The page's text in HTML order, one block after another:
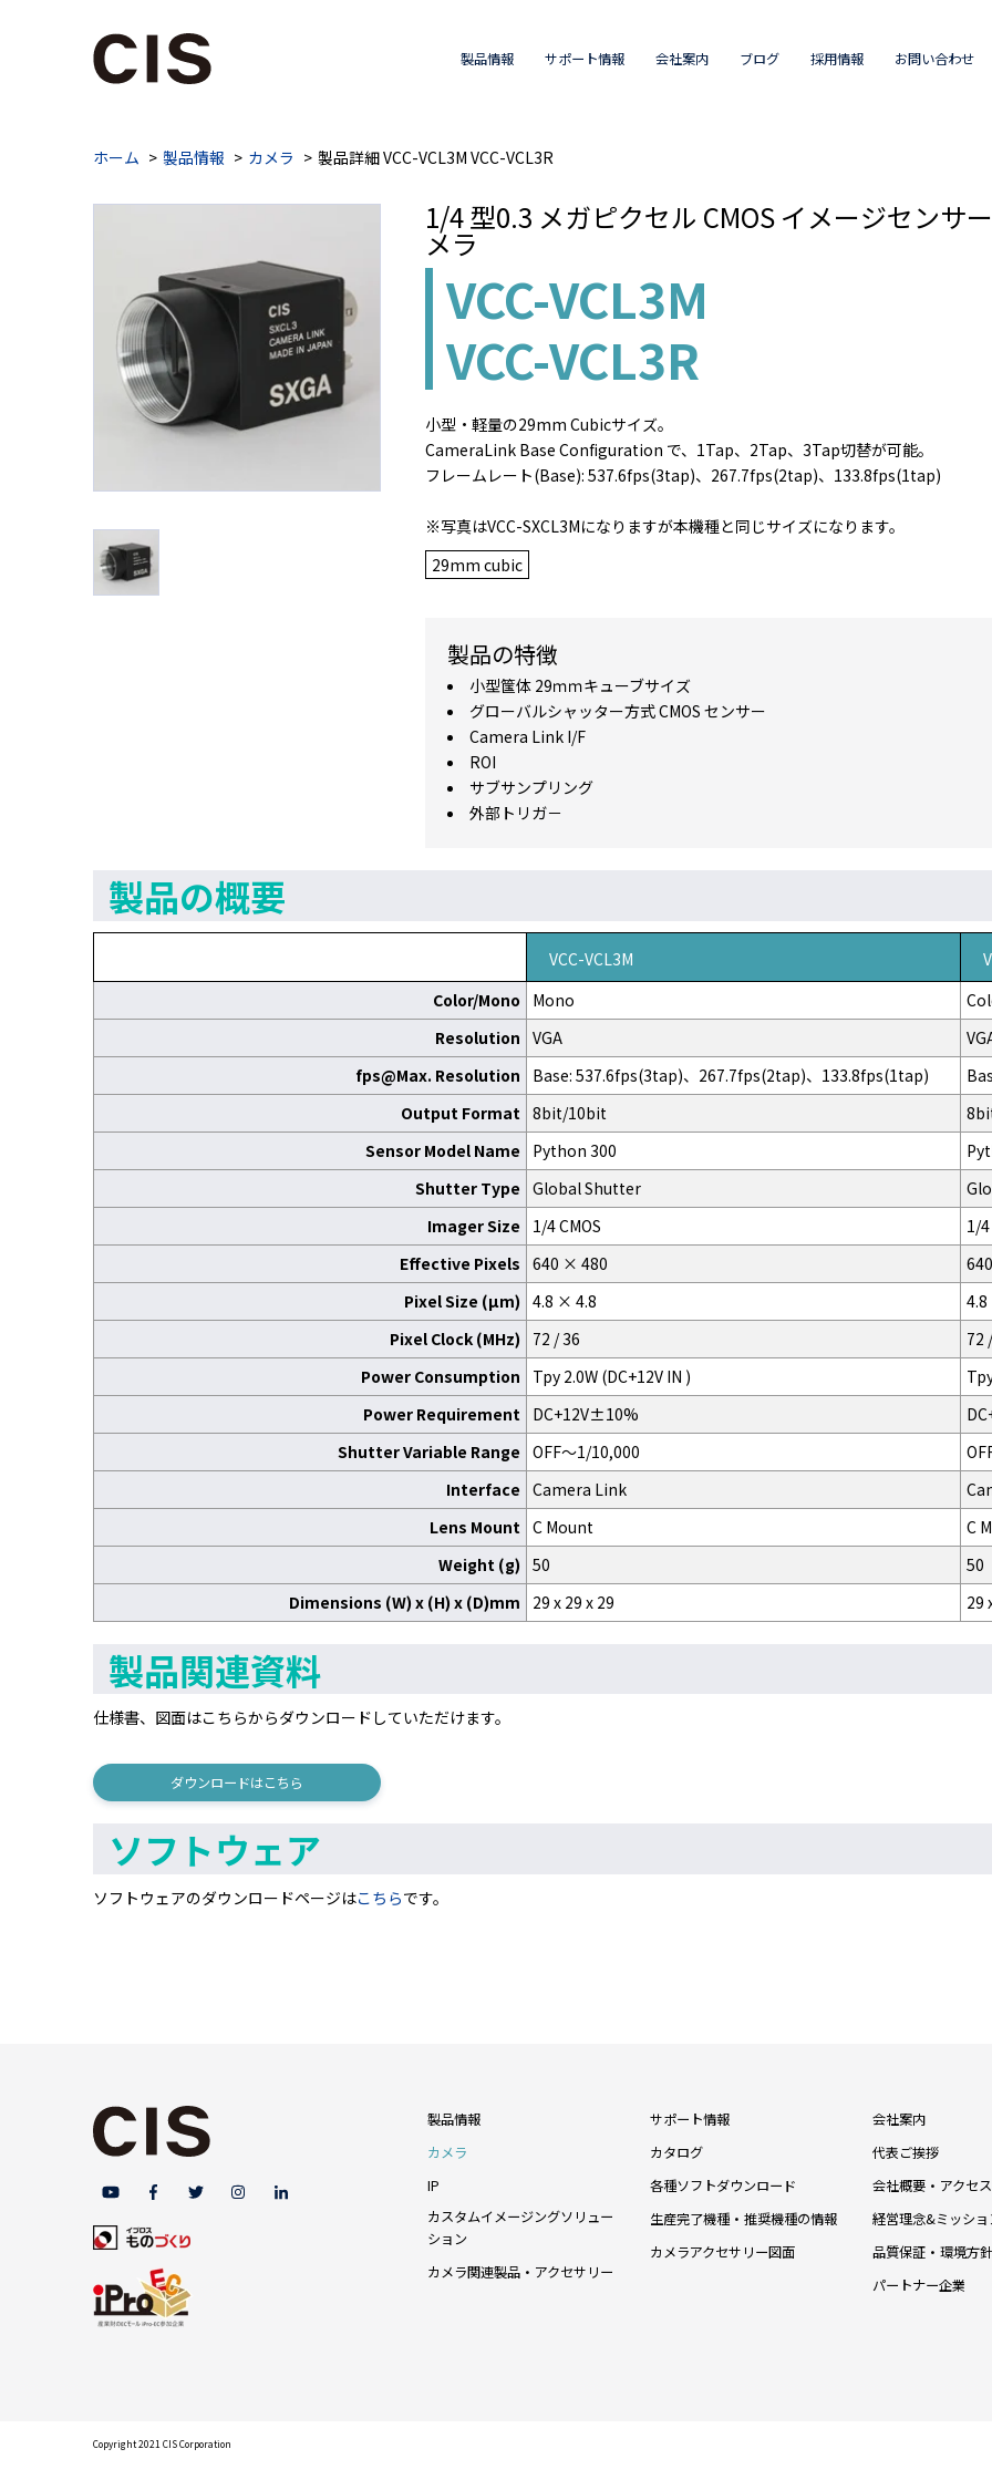
製品情報 サポート情報 会社案内 ブログ 採用情報 お問い合わせ
ホーム 製品情報 カメラ 製品詳細 VCC-VCL3M VCC-VCL3R
1/4 型0.3 メガピクセル CMOS イメージセンサ
メラ
VCC-VCL3M
VCC-VCL3R
小型・軽量の29mm Cubicサイズ。
CameraLink Base Configuration で、1Tap、2Tap、3Tap切替が可能。
フレームレート(Base): 537.6fps(3tap)、267.7fps(2tap)、133.8fps(1tap)
※写真はVCC-SXCL3Mになりますが本機種と同じサイズになります。
29mm cubic
製品の特徴
小型筺体 29ｍｍキューブサイズ
グローバルシャッター方式 CMOS センサー
Camera Link I/F
ROI
サブサンプリング
外部トリガ－
製品の概要
VCC-VCL3M
Color/Mono
Mono
Resolution VGA
fps@Max. Resolution
Base: 537.6fps(3tap)、267.7fps(2tap)、133.8fps(1tap)
Output Format 8bit/10bit
Sensor Model Name
Python 300
Shutter Type Global Shutter
Imager Size
1/4 CMOS
1/4
Effective Pixels 640 × 480
Pixel Size (μm) 4.8 × 4.8
Pixel Clock (MHz)
72 / 36
72
Power Consumption
Tpy 2.0W (DC+12V IN )
Power Requirement
DC+12V±10%
Shutter Variable Range OFF～1/10,000
Interface Camera Link
Lens Mount C Mount
C
Weight (g) 50
50
Dimensions (W) x (H) x (D)mm
29 x 29 x 29 29
製品関連資料
仕様書、図面はこちらからダウンロードしていただけます。
ダウンロードはこちら
ソフトウェア
ソフトウェアのダウンロードページはこちらです。
製品情報
カメラ
IP
カスタムイメージングソリュー
ション
カメラ関連製品・アクセサリー
サポート情報
カタログ
各種ソフトダウンロード
生産完了機種・推奨機種の情報
カメラアクセサリー図面
会社案内
代表ご挨拶
会社概要・アクセス
経営理念&ミッショ
品質保証・環境方針
パートナー企業
Copyright 2021 CIS Corporation